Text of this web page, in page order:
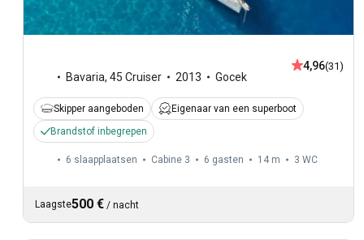
Bavaria, 45 Cruiser 2013 Gocek
4,96(31)
Skipper aangeboden
Eigenaar van een superboot
Brandstof inbegrepen
6 slaapplaatsen Cabine 3 6 gasten 14 m 3 WC
Laagste500 € / nacht